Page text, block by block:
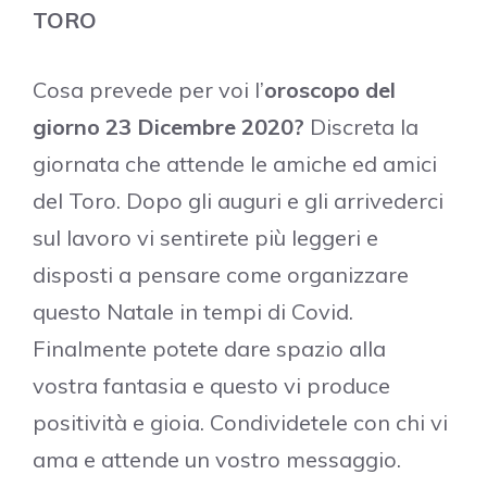
TORO
Cosa prevede per voi l’oroscopo del
giorno 23 Dicembre 2020? Discreta la
giornata che attende le amiche ed amici
del Toro. Dopo gli auguri e gli arrivederci
sul lavoro vi sentirete più leggeri e
disposti a pensare come organizzare
questo Natale in tempi di Covid.
Finalmente potete dare spazio alla
vostra fantasia e questo vi produce
positività e gioia. Condividetele con chi vi
ama e attende un vostro messaggio.